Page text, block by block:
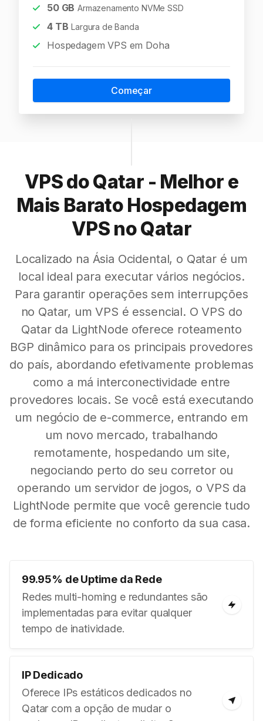
50GB Armazenamento NVMe SSD
4TB Largura de Banda
Hospedagem VPS em Doha
Começar
VPS do Qatar - Melhor e
Mais Barato Hospedagem
VPS no Qatar
Localizado na Ásia Ocidental, o Qatar é um
local ideal para executar vários negócios.
Para garantir operações sem interrupções
no Qatar, um VPS é essencial. O VPS do
Qatar da LightNode oferece roteamento
BGP dinâmico para os principais provedores
do país, abordando efetivamente problemas
como a má interconectividade entre
provedores locais. Se você está executando
um negócio de e-commerce, entrando em
um novo mercado, trabalhando
remotamente, hospedando um site,
negociando perto do seu corretor ou
operando um servidor de jogos, o VPS da
LightNode permite que você gerencie tudo
de forma eficiente no conforto da sua casa.
99.95% de Uptime da Rede
Redes multi-homing e redundantes são
implementadas para evitar qualquer
tempo de inatividade.
IP Dedicado
Oferece IPs estáticos dedicados no
Qatar com a opção de mudar o